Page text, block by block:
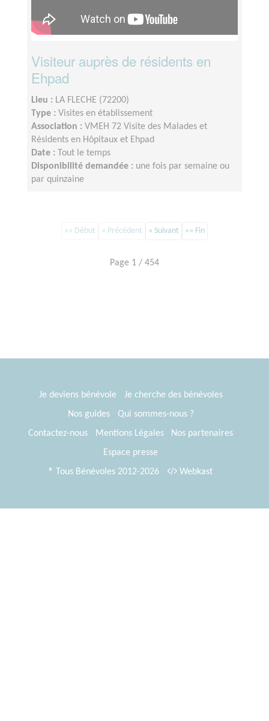
Visiteur auprès de résidents en
Ehpad
Lieu : LA FLECHE (72200)
Type : Visites en établissement
Association : VMEH 72 Visite des Malades et
Résidents en Hôpitaux et Ehpad
Date :
Tout le temps
Disponibilité demandée : une fois par semaine ou
par quinzaine
«« Début « Précédent » Suivant »» Fin
Page 1 / 454
Je deviens bénévole
Je cherche des bénévoles
Nos guides
Qui sommes-nous ?
Contactez-nous
Mentions Légales
Nos partenaires
Espace presse
® Tous Bénévoles 2012-2026
Webkast